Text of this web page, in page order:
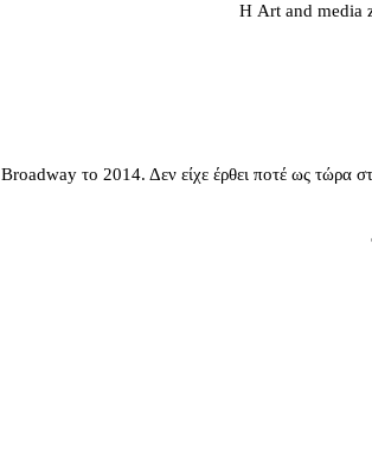
Η Art and media
Broadway το 2014. Δεν είχε έρθει ποτέ ως τώρα